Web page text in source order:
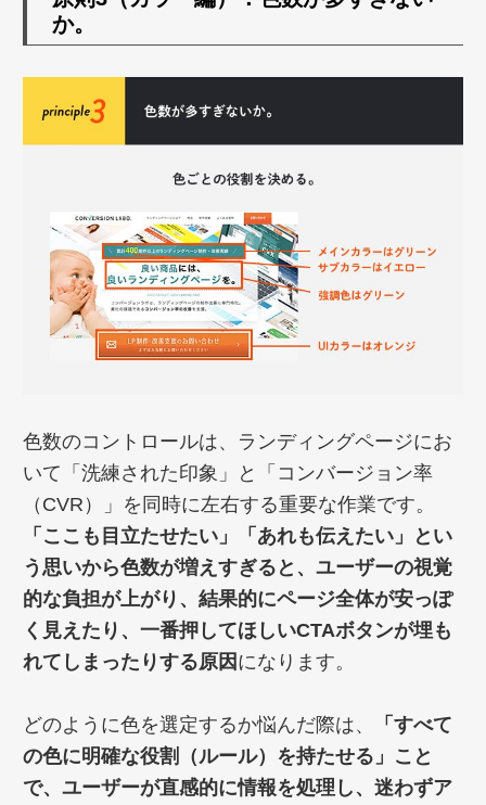
か。
色数のコントロールは、ランディングページにお
いて「洗練された印象」と「コンバージョン率
（CVR）」を同時に左右する重要な作業です。
「ここも目立たせたい」「あれも伝えたい」とい
う思いから色数が増えすぎると、ユーザーの視覚
的な負担が上がり、結果的にページ全体が安っぽ
く見えたり、一番押してほしいCTAボタンが埋も
れてしまったりする原因 になります。
どのように色を選定するか悩んだ際は、
「すべて
の色に明確な役割（ルール）を持たせる」こと
で、ユーザーが直感的に情報を処理し、迷わずア